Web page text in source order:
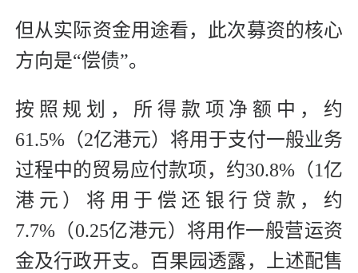
但从实际资金用途看，此次募资的核心
方向是“偿债”。
按照规划，所得款项净额中，约
61.5%（2亿港元）将用于支付一般业务
过程中的贸易应付款项，约30.8%（1亿
港元）将用于偿还银行贷款，约
7.7%（0.25亿港元）将用作一般营运资
金及行政开支。百果园透露，上述配售